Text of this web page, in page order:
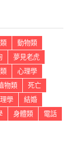
動物類
夢見老虎
心理學
物類
死亡
學
結婚
身體類
電話